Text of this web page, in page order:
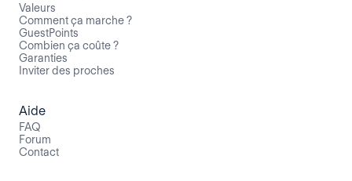
Valeurs
Comment ça marche ?
GuestPoints
Combien ça coûte ?
Garanties
Inviter des proches
Aide
FAQ
Forum
Contact